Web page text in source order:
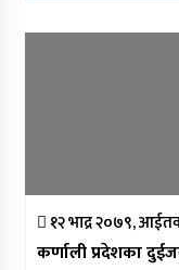
१२ भाद्र २०७९,
कर्णाली प्रदेशका